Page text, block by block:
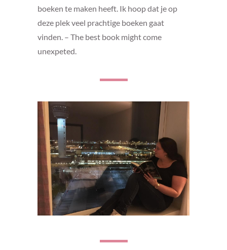
boeken te maken heeft. Ik hoop dat je op
deze plek veel prachtige boeken gaat
vinden. – The best book might come
unexpeted.